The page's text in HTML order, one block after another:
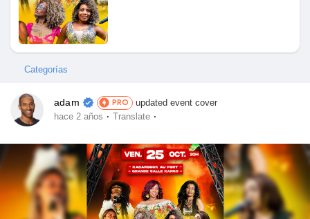
Merits
Entreprises locales
Runsound music
La silver économie
Affiliation Matrice 3x9
Categorías
adam PRO updated event cover
hace 2 años · Translate ·